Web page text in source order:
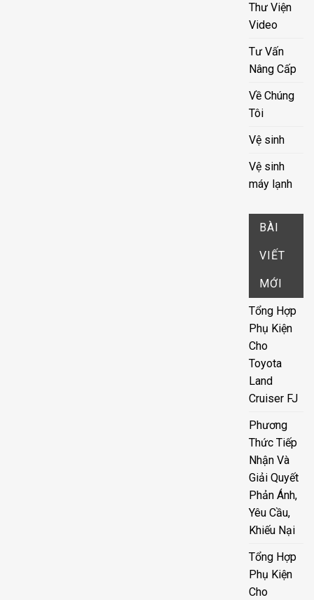
Thư Viện
Video
Tư Vấn
Nâng Cấp
Về Chúng
Tôi
Vệ sinh
Vệ sinh
máy lạnh
BÀI
VIẾT
MỚI
Tổng Hợp
Phụ Kiện
Cho
Toyota
Land
Cruiser FJ
Phương
Thức Tiếp
Nhận Và
Giải Quyết
Phản Ánh,
Yêu Cầu,
Khiếu Nại
Tổng Hợp
Phụ Kiện
Cho